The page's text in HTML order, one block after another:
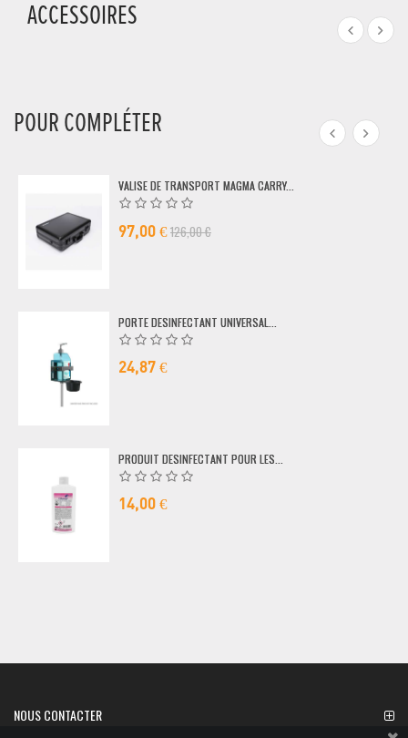
ACCESSOIRES
POUR COMPLÉTER
VALISE DE TRANSPORT MAGMA CARRY...
97,00 €126,00 €
PORTE DESINFECTANT UNIVERSAL...
24,87 €
PRODUIT DESINFECTANT POUR LES...
14,00 €
NOUS CONTACTER